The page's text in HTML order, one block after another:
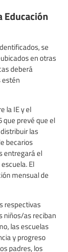
Educación
se
en otras
deberá
estén
la IE y el
que prevé que el
las
becarios
entregará el
El
mensual de
respectivas
niños/as reciban
las escuelas
y progreso
padres, los